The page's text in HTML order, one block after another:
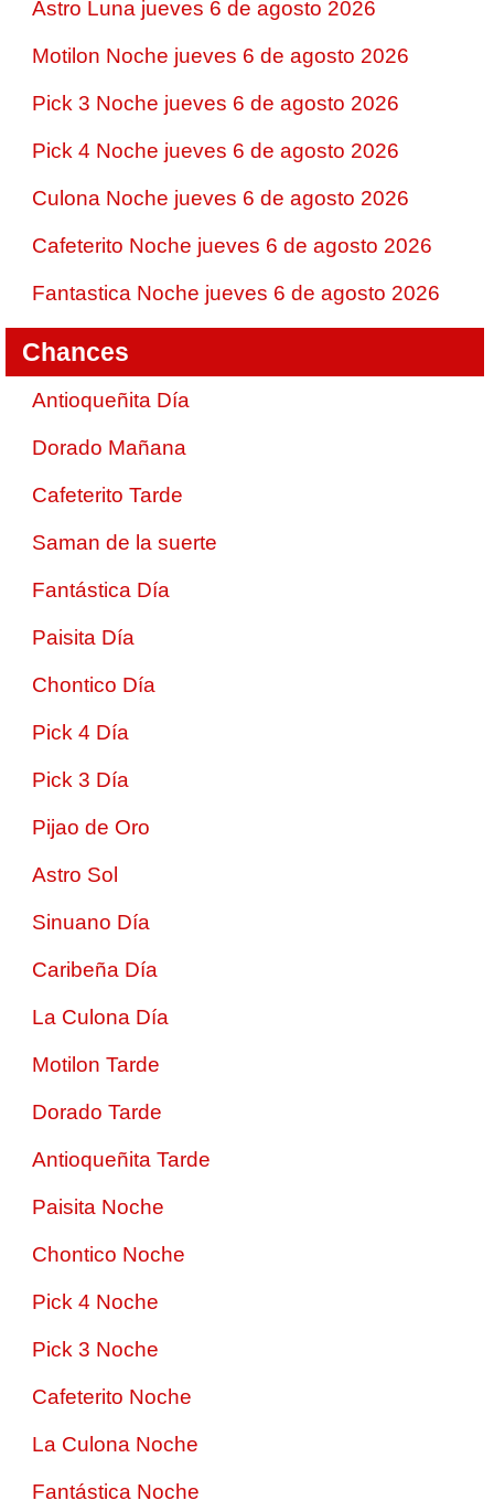
Astro Luna jueves 6 de agosto 2026
Motilon Noche jueves 6 de agosto 2026
Pick 3 Noche jueves 6 de agosto 2026
Pick 4 Noche jueves 6 de agosto 2026
Culona Noche jueves 6 de agosto 2026
Cafeterito Noche jueves 6 de agosto 2026
Fantastica Noche jueves 6 de agosto 2026
Chances
Antioqueñita Día
Dorado Mañana
Cafeterito Tarde
Saman de la suerte
Fantástica Día
Paisita Día
Chontico Día
Pick 4 Día
Pick 3 Día
Pijao de Oro
Astro Sol
Sinuano Día
Caribeña Día
La Culona Día
Motilon Tarde
Dorado Tarde
Antioqueñita Tarde
Paisita Noche
Chontico Noche
Pick 4 Noche
Pick 3 Noche
Cafeterito Noche
La Culona Noche
Fantástica Noche